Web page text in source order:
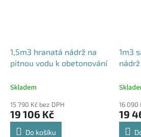
1,5m3 hranatá nádrž na
pitnou vodu k obetonování
Skladem
15 790 Kč bez DPH
19 106 Kč
Do košíku
1m3
16 090
19